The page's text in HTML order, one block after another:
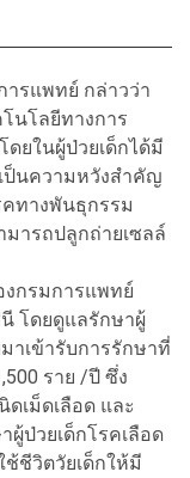
รแพทย์ กล่าวว่า
นโลยีทางการ
ยในผู้ป่วยเด็กได้มี
ป็นความหวังสำคัญ
คทางพันธุกรรม
ารถปลูกถ่ายเซลล์
กรมการแพทย์
โดยดูแลรักษาผู้
าเข้ารับการรักษาที่
ราย /ปี ซึ่ง
เม็ดเลือด และ
ป่วยเด็กโรคเลือด
ชีวิตวัยเด็กให้มี